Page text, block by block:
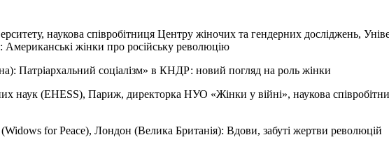
наукова співробітниця Центру жіночих та гендерних досліджень,
Американські жінки про російську революцію
Патріархальний соціалізм» в КНДР: новий погляд на роль жінки
наук (EHESS), Париж, директорка НУО «Жінки у війні», наукова
for Peace), Лондон (Велика Британія): Вдови, забуті жертви революцій